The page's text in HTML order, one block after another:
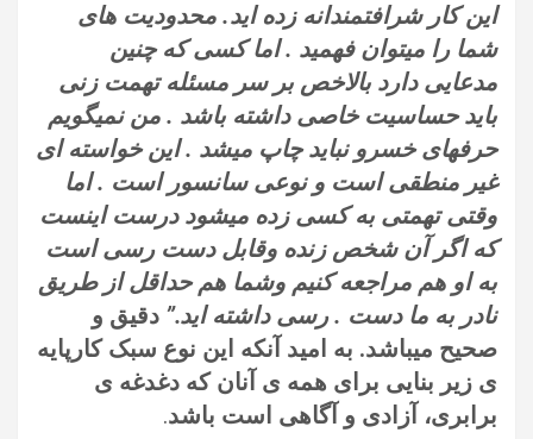
این کار شرافتمندانه زده اید. محدودیت های
شما را میتوان فهمید . اما کسی که چنین
مدعایی دارد بالاخص بر سر مسئله تهمت زنی
باید حساسیت خاصی داشته باشد . من نمیگویم
حرفهای خسرو نباید چاپ میشد . این خواسته ای
غیر منطقی است و نوعی سانسور است . اما
وقتی تهمتی به کسی زده میشود درست اینست
که اگر آن شخص زنده وقابل دست رسی است
به او هم مراجعه کنیم وشما هم حداقل از طریق
نادر به ما دست . رسی داشته اید.” دقیق و
صحیح میباشد. به امید آنکه این نوع سبک کارپایه
ی زیر بنایی برای همه ی آنان که دغدغه ی
برابری، آزادی و آگاهی است باشد.